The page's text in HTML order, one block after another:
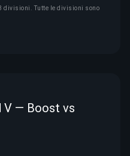
divisioni. Tutte le divisioni sono
V — Boost vs